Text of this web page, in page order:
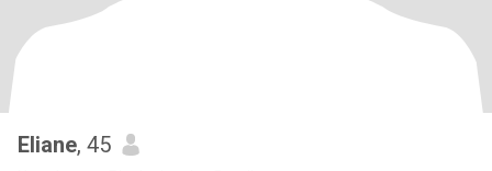
Eliane, 45